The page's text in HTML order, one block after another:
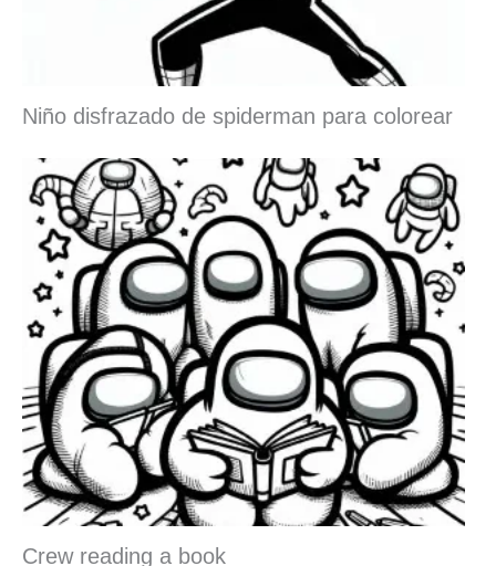
Niño disfrazado de spiderman para colorear
Crew reading a book